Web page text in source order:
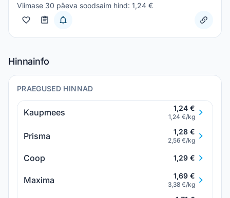
Viimase 30 päeva soodsaim hind: 1,24 €
Hinnainfo
PRAEGUSED HINNAD
Kaupmees 1,24 €
1,24 €/kg
Prisma 1,28 €
2,56 €/kg
Coop 1,29 €
Maxima 1,69 €
3,38 €/kg